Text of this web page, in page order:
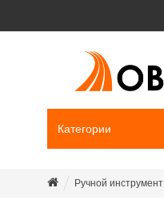
Категории
Ручной инструмент